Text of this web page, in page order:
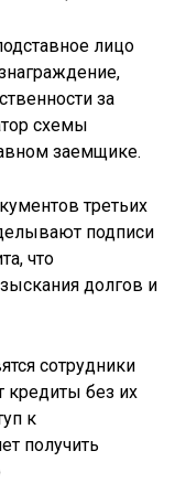
лицо
за
схемы
заемщике.
третьих
подписи
что
долгов и
сотрудники
кредиты без их
к
получить